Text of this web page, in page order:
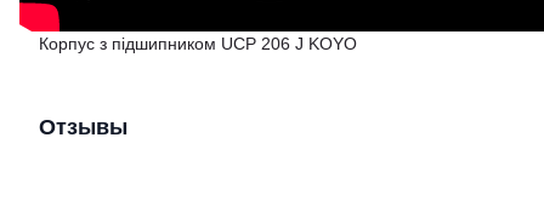
Корпус з підшипником UCP 206 J KOYO
Отзывы